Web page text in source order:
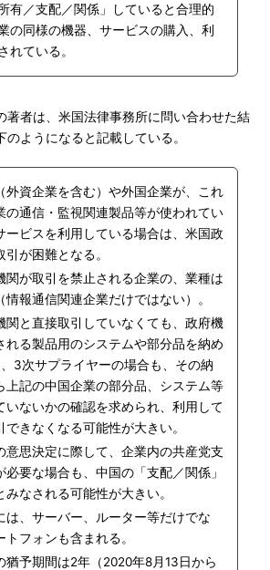
有／支配／関係」していると合理的
の同様の機器、サービスの購入、利
れている。
者は、米国法律事務所に問い合わせた結
ようになると記載している。
外資企業を含む）や外国企業が、これ
の通信・監視関連製品等が使われてい
ービスを利用している場合は、米国政
引が困難となる。
関が取引を禁止される企業の、業種は
情報通信関連企業だけではない）。
関と直接取引していなくても、政府機
れる製品用のシステムや部分品を納め
3次サプライヤーの場合も、その納
上記の中国企業の部分品、システム等
いないかの確認を求められ、利用して
できなくなる可能性が大きい。
意思決定に際して、企業内の共産党支
必要な場合も、中国の「支配／関係」
みなされる可能性が大きい。
は、サーバー、ルーター等だけでな
トフォンも含まれる。
猶予期間は2年（2020年8月13日から